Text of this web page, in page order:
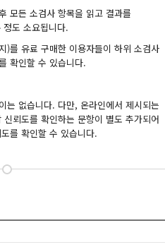
모든 소검사 항목을 읽고 결과를
도 소요됩니다.
)를 유료 구매한 이용자들이 하위 소검사
확인할 수 있습니다.
는 없습니다. 다만, 온라인에서 제시되는
뢰도를 확인하는 문항이 별도 추가되어
를 확인할 수 있습니다.